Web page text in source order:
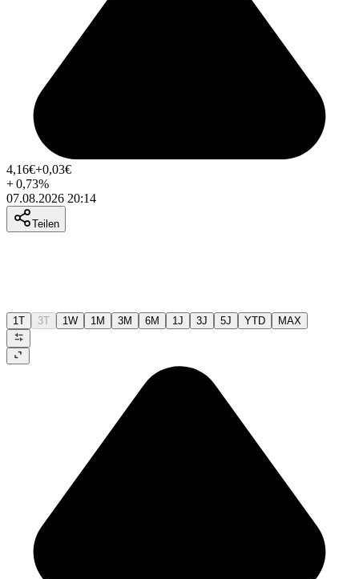
4,16€+0,03€
+0,73%
07.08.2026 20:14
Teilen
1T 3T 1W 1M 3M 6M 1J 3J 5J YTD MAX